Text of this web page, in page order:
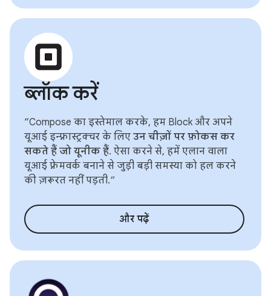
ब्लॉक करें
“Compose का इस्तेमाल करके, हम Block और अपने
यूआई इन्फ़्रास्ट्रक्चर के लिए उन चीज़ों पर फ़ोकस कर
सकते हैं जो यूनीक हैं. ऐसा करने से, हमें एलान वाला
यूआई फ़्रेमवर्क बनाने से जुड़ी बड़ी समस्या को हल करने
की ज़रूरत नहीं पड़ती.”
और पढ़ें